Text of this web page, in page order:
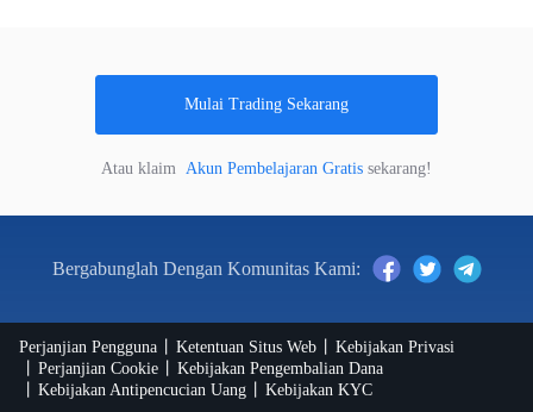
Mulai Trading Sekarang
Atau klaim Akun Pembelajaran Gratis sekarang!
Bergabunglah Dengan Komunitas Kami:
Perjanjian Pengguna Ketentuan Situs Web
Kebijakan Privasi
Perjanjian Cookie
Kebijakan Pengembalian Dana
Kebijakan Antipencucian Uang
Kebijakan KYC